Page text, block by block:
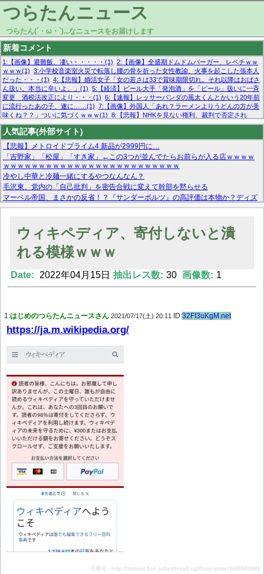
つらたんニュース
つらたん(´・ω・`)...なニュースをお届けします
新着コメント
1:【画像】避難飯、凄い・・・・・(1) 2:【画像】全盛期ドムドムバーガー、レベチｗｗ
ｗｗｗ(1) 3:小学校音楽室火災で転落し腰の骨を折った女性教諭、火事を起こした張本人
だった・・・(1) 4:【悲報】婚活女子「女の若さは33で賞味期限切れ。それ以降はおばさ
ん扱い。本当に辛いよ。」(1) 5:【経済】ビール大手「発泡酒」を「ビール」扱いに一斉
変更 酒税法改正により・・・(1) 6:【速報】レッサーパンダの風太くんとかいう20年前
に流行ったあの子、遂に……(1) 7:【画像】外国人「あれ？ラーメンよりうどんの方が美
味くね？？」ついに気づくｗｗｗ(1) 8:【悲報】NHKを見ない権利、裁判で否定され
る・・・(1) 9:欧州委員長「原発縮小は間違いでした」(1) 10:【悲報】日本企業の人手不
足、限界突破 52%「正社員も足りてません…」(1)
人気記事(外部サイト)
【悲報】メトロイドプライム4 新品が2999円に…
「吉野家」「松屋」「すき家」←この3つが並んでたらお前らが入る店ｗｗｗｗ
ｗｗｗｗｗｗｗｗｗｗｗｗｗｗｗｗｗｗｗｗｗｗｗｗｗ
冷やし中華と冷麺一緒にするやつなんなん？
毛沢東、党内の「自己批判」を密告合戦に変えて幹部を黙らせる
マーベル帝国、まさかの反省！？『サンダーボルツ』の高評価は本物か？ディズ
ニーCEOの「量より質」宣言の裏で渦巻くファンの本音とMCUの未来を徹底考
【モー娘。石田亜佑美】ファーストテイク出演も新規獲得ならず？北川莉央が1
【画像あり】FacebookとかTwitterで拾ったエロ画像貼ってくよ
ウィキペディア、寄付しないと潰
れる模様ｗｗｗ
Date: 2022年04月15日 抽出レス数: 30 画像数: 1
1:はじめのつらたんニュースさん 2021/07/17(土) 20:11 ID:32FI3uKgM.net
https://ja.m.wikipedia.org/
引用元：http://tomcat.2ch.sc/test/read.cgi/livejupiter/1626520300/